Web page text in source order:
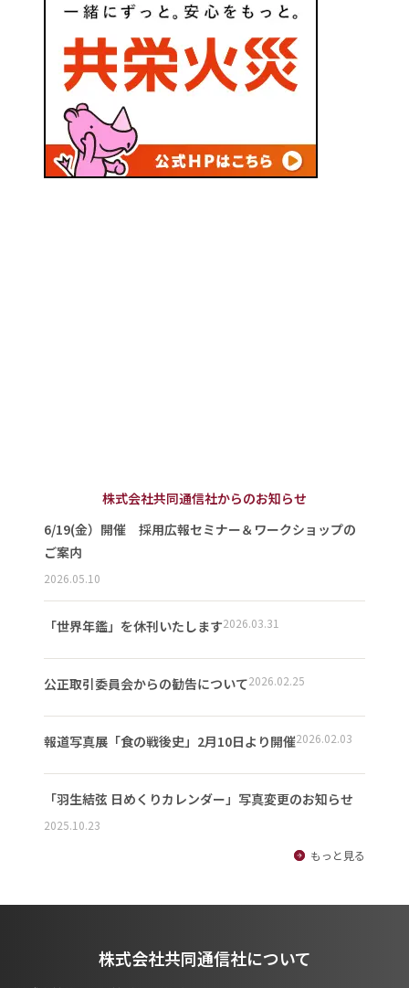
株式会社共同通信社からのお知らせ
6/19(金）開催 採用広報セミナー＆ワークショップの
ご案内
2026.05.10
「世界年鑑」を休刊いたします2026.03.31
公正取引委員会からの勧告について2026.02.25
報道写真展「食の戦後史」2月10日より開催2026.02.03
「羽生結弦 日めくりカレンダー」写真変更のお知らせ
2025.10.23
もっと見る
株式会社共同通信社について